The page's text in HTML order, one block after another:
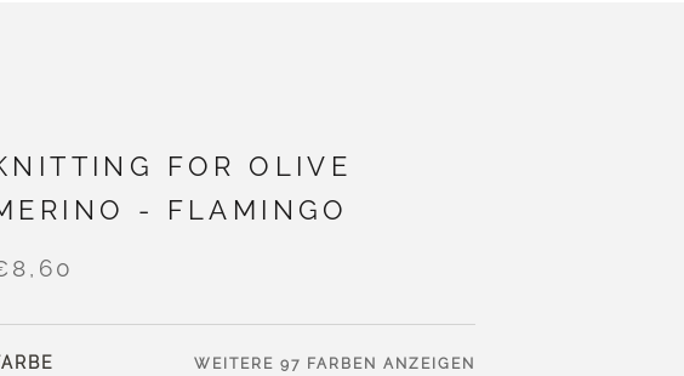
FOR OLIVE
- FLAMINGO
WEITERE 97 FARBEN ANZEIGEN